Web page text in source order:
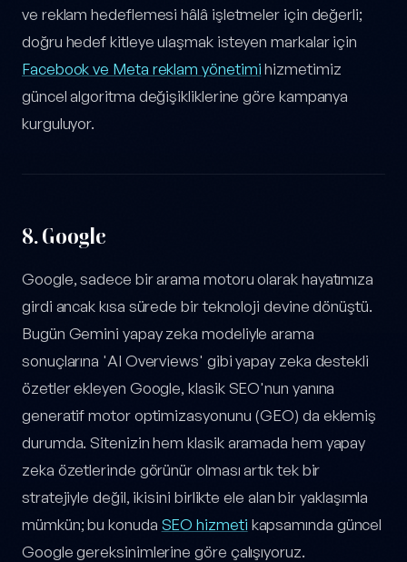
ve reklam hedeflemesi hâlâ işletmeler için değerli;
doğru hedef kitleye ulaşmak isteyen markalar için
Facebook ve Meta reklam yönetimihizmetimiz
güncel algoritma değişikliklerine göre kampanya
kurguluyor.
8.Google
Google, sadece bir arama motoru olarak hayatımıza
girdi ancak kısa sürede bir teknoloji devine dönüştü.
Bugün Gemini yapay zeka modeliyle arama
sonuçlarına 'AI Overviews' gibi yapay zeka destekli
özetler ekleyen Google, klasik SEO'nun yanına
generatif motor optimizasyonunu (GEO) da eklemiş
durumda. Sitenizin hem klasik aramada hem yapay
zeka özetlerinde görünür olması artık tek bir
stratejiyle değil, ikisini birlikte ele alan bir yaklaşımla
mümkün; bu konuda SEO hizmeti kapsamında güncel
Google gereksinimlerine göre çalışıyoruz.